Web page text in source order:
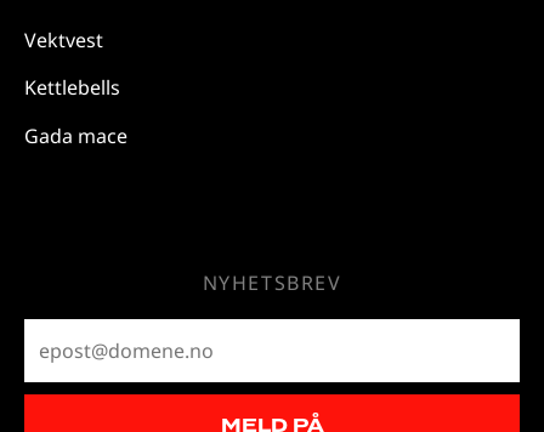
Vektvest
Kettlebells
Gada mace
NYHETSBREV